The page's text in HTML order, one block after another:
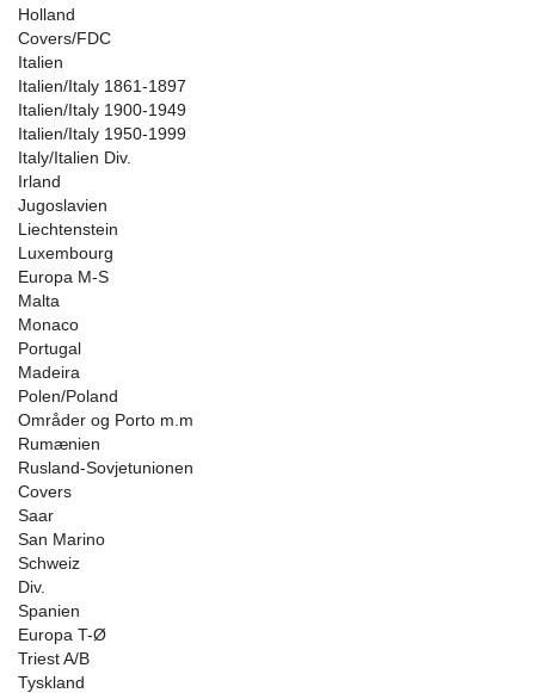
Holland
Covers/FDC
Italien
Italien/Italy 1861-1897
Italien/Italy 1900-1949
Italien/Italy 1950-1999
Italy/Italien Div.
Irland
Jugoslavien
Liechtenstein
Luxembourg
Europa M-S
Malta
Monaco
Portugal
Madeira
Polen/Poland
Områder og Porto m.m
Rumænien
Rusland-Sovjetunionen
Covers
Saar
San Marino
Schweiz
Div.
Spanien
Europa T-Ø
Triest A/B
Tyskland